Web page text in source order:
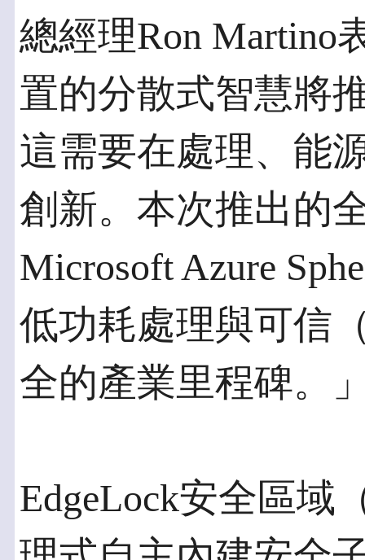
總經理Ron Martino
置的分散式智慧將
這需要在處理、能
創新。本次推出的
Microsoft Azure
低功耗處理與可信
全的產業里程碑。
EdgeLock安全區域